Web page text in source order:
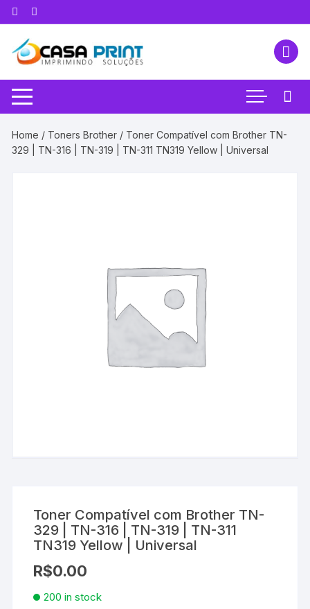
Pular
para
conteúdo
Home / Toners Brother / Toner Compatível com Brother TN-
329 | TN-316 | TN-319 | TN-311 TN319 Yellow | Universal
Toner Compatível com Brother TN-
329 | TN-316 | TN-319 | TN-311
TN319 Yellow | Universal
R$0.00
200 in stock